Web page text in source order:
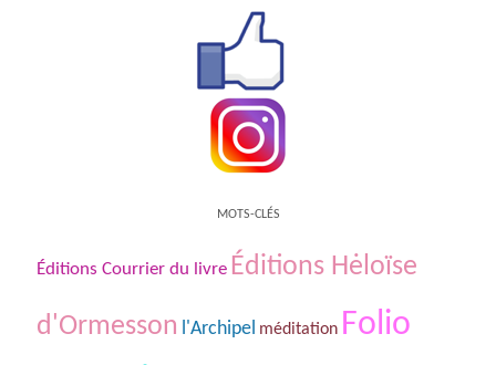
MOTS-CLÉS
Éditions Courrier du livre Éditions Hėloïse
d'Ormesson l'Archipel méditation Folio